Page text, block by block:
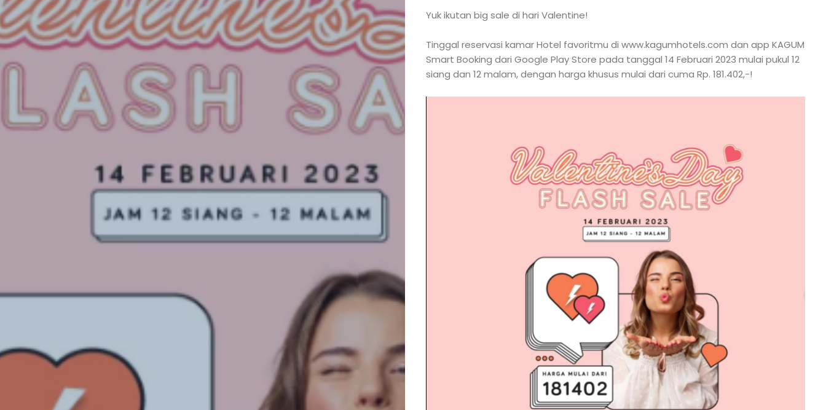
Yuk ikutan big sale di hari Valentine!
Tinggal reservasi kamar Hotel favoritmu di www.kagumhotels.com dan app KAGUM
Smart Booking dari Google Play Store pada tanggal 14 Februari 2023 mulai pukul 12
siang dan 12 malam, dengan harga khusus mulai dari cuma Rp. 181.402,-!